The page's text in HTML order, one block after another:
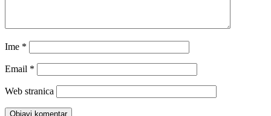
Ime *
Email *
Web stranica